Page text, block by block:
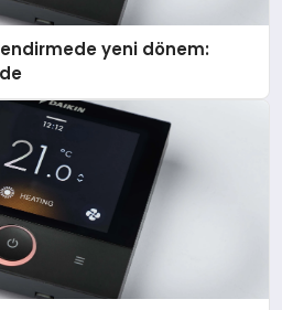
yeni dönem: